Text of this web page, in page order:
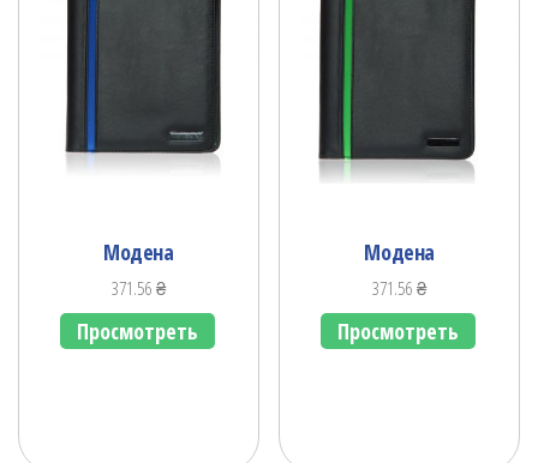
Моденa
371.56₴
Просмотреть
Модена
371.56₴
Просмотреть